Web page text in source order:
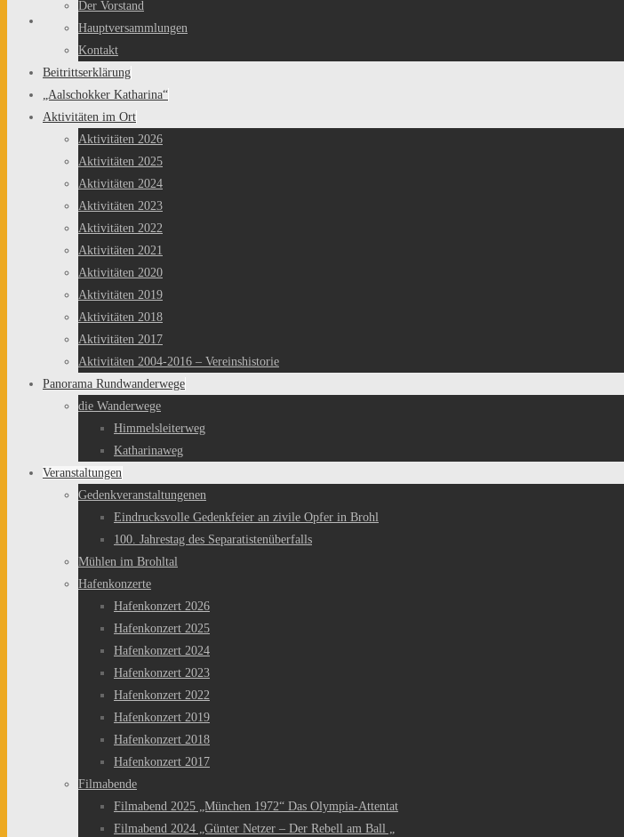
Der Vorstand
Hauptversammlungen
Kontakt
Beitrittserklärung
„Aalschokker Katharina“
Aktivitäten im Ort
Aktivitäten 2026
Aktivitäten 2025
Aktivitäten 2024
Aktivitäten 2023
Aktivitäten 2022
Aktivitäten 2021
Aktivitäten 2020
Aktivitäten 2019
Aktivitäten 2018
Aktivitäten 2017
Aktivitäten 2004-2016 – Vereinshistorie
Panorama Rundwanderwege
die Wanderwege
Himmelsleiterweg
Katharinaweg
Veranstaltungen
Gedenkveranstaltungenen
Eindrucksvolle Gedenkfeier an zivile Opfer in Brohl
100. Jahrestag des Separatistenüberfalls
Mühlen im Brohltal
Hafenkonzerte
Hafenkonzert 2026
Hafenkonzert 2025
Hafenkonzert 2024
Hafenkonzert 2023
Hafenkonzert 2022
Hafenkonzert 2019
Hafenkonzert 2018
Hafenkonzert 2017
Filmabende
Filmabend 2025 „München 1972“ Das Olympia-Attentat
Filmabend 2024 „Günter Netzer – Der Rebell am Ball „